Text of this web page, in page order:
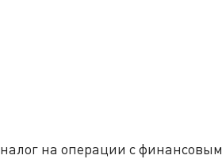
на операции с финансовым